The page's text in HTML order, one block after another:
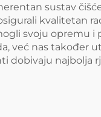
sustav
kvalitetan
svoju opremu i
već nas također
dobivaju najbolja